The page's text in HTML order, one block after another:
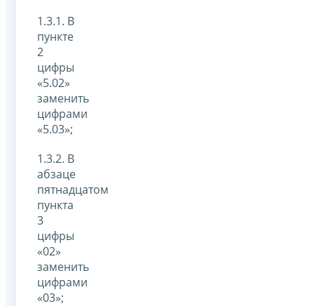
1.3.1. В
пункте
2
цифры
«5.02»
заменить
цифрами
«5.03»;
1.3.2. В
абзаце
пятнадцатом
пункта
3
цифры
«02»
заменить
цифрами
«03»;